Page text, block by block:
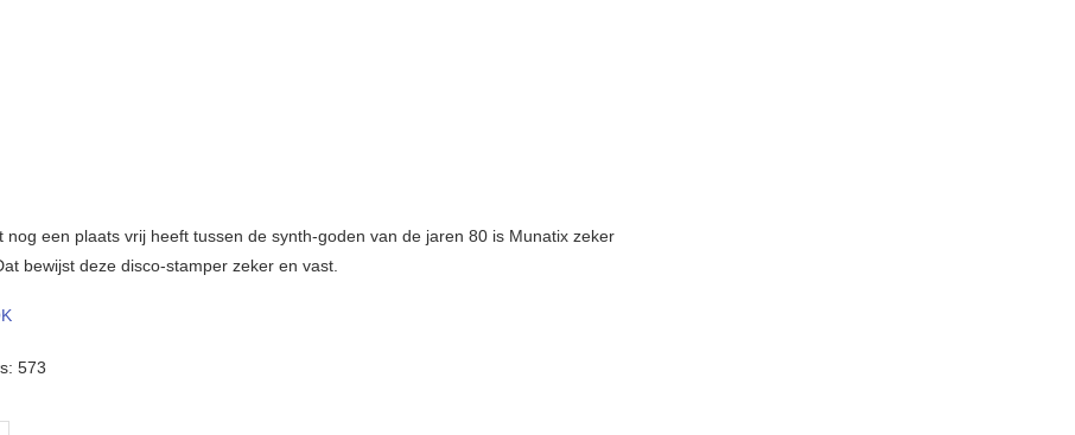
nog een plaats vrij heeft tussen de synth-goden van de jaren 80 is Munatix zeker
bewijst deze disco-stamper zeker en vast.
573